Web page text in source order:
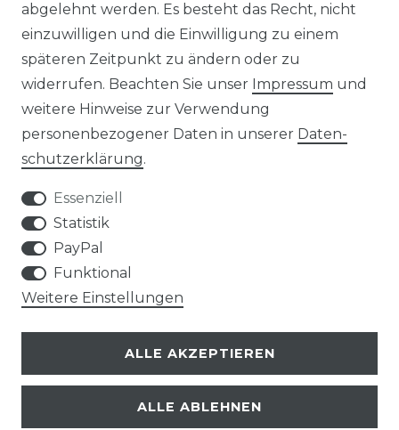
AGB Widerrufs­recht
Kontakt
SERVICE
VERSANDKOSTEN
AN- UND VERKAUF VON TONTRÄGERN
abgelehnt werden. Es besteht das Recht, nicht
einzuwilligen und die Einwilligung zu einem
späteren Zeitpunkt zu ändern oder zu
widerrufen. Beachten Sie unser Impressum und
weitere Hinweise zur Verwendung
personenbezogener Daten in unserer Daten­
schutz­erklärung.
Essenziell
Statistik
PayPal
Funktional
Weitere Einstellungen
ALLE AKZEPTIEREN
ALLE ABLEHNEN